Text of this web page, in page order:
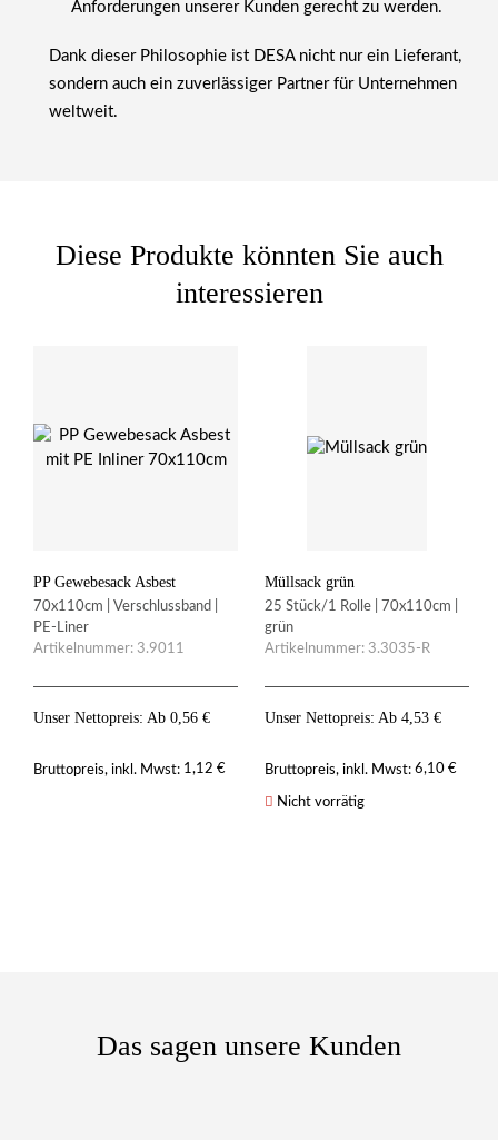
Anforderungen unserer Kunden gerecht zu werden.
Dank dieser Philosophie ist DESA nicht nur ein Lieferant,
sondern auch ein zuverlässiger Partner für Unternehmen
weltweit.
Diese Produkte könnten Sie auch
interessieren
PP Gewebesack Asbest
70x110cm | Verschlussband |
PE-Liner
Artikelnummer: 3.9011
Unser Nettopreis: Ab 0,56 €
Bruttopreis, inkl. Mwst: 1,12 €
Müllsack grün
25 Stück/1 Rolle | 70x110cm |
grün
Artikelnummer: 3.3035-R
Unser Nettopreis: Ab 4,53 €
Bruttopreis, inkl. Mwst: 6,10 €
Nicht vorrätig
Das sagen unsere Kunden